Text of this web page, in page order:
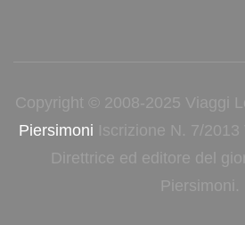
Copyright © 2008-2025 Viaggi
Piersimoni Iscrizione N. 7/
Direttrice ed editore del
Piersimoni.